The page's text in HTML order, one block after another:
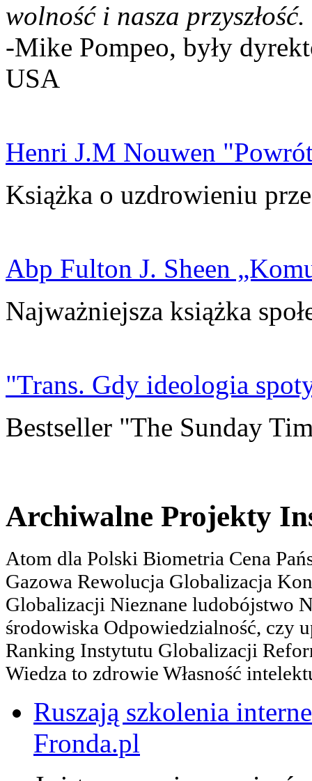
wolność i nasza przyszłość.
-Mike Pompeo, były
USA
Henri J.M Nouwen
Książka o uzdrowieniu
Abp Fulton J. Sheen
Najważniejsza książka
"Trans. Gdy ideologia
Bestseller "The Sunday
Archiwalne Projekty
Atom dla Polski Biometria Cena
Gazowa Rewolucja Globalizacja
Globalizacji Nieznane ludobójstwo
środowiska Odpowiedzialność, czy
Ranking Instytutu Globalizacji
Wiedza to zdrowie Własność
Ruszają szkolenia
Fronda.pl